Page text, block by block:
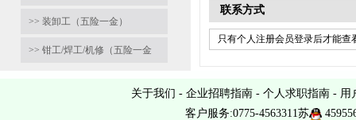
>> 装卸工（五险一金）
>> 钳工/焊工/机修（五险一金
联系方式
只有个人注册会员登录后才能查
关于我们 - 企业招聘指南 - 个人求职指南 - 用
客户服务:0775-4563311苏